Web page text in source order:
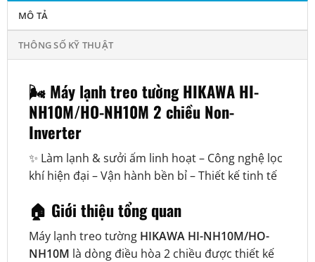
MÔ TẢ
THÔNG SỐ KỸ THUẬT
🌬️ Máy lạnh treo tường HIKAWA HI-
NH10M/HO-NH10M 2 chiều Non-
Inverter
✨ Làm lạnh & sưởi ấm linh hoạt – Công nghệ lọc
khí hiện đại – Vận hành bền bỉ – Thiết kế tinh tế
🏠 Giới thiệu tổng quan
Máy lạnh treo tường HIKAWA HI-NH10M/HO-
NH10M là dòng điều hòa 2 chiều được thiết kế